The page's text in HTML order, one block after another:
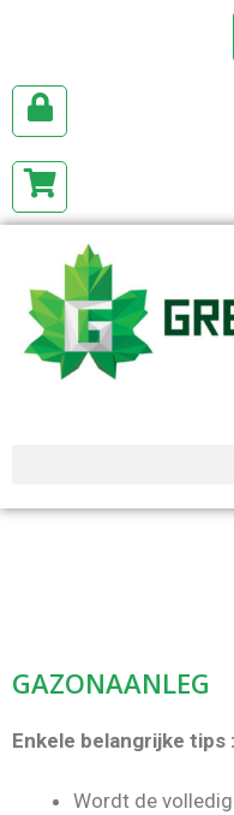
GAZONAANLEG
Enkele belangrijke tips :
Wordt de